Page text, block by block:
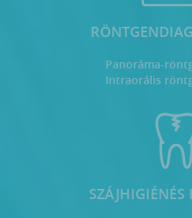
Panoráma-
Intraorális